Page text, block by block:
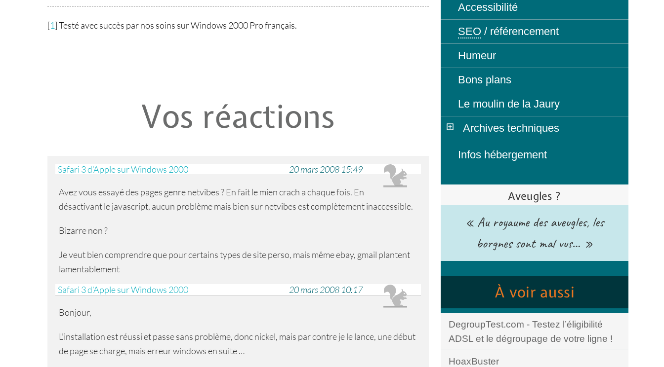
[1]Testé avec succès par nos soins sur Windows 2000 Pro français.
Vos réactions
Safari 3 d’Apple sur Windows 2000 20 mars 2008 15:49
Avez vous essayé des pages genre netvibes ? En fait le mien crach a chaque fois. En
désactivant le javascript, aucun problème mais bien sur netvibes est complètement inaccessible.
Bizarre non ?
Je veut bien comprendre que pour certains types de site perso, mais même ebay, gmail plantent
lamentablement
Safari 3 d’Apple sur Windows 2000
20 mars 2008 10:17
Bonjour,
L’installation est réussi et passe sans problème, donc nickel, mais par contre je le lance, une début
de page se charge, mais erreur windows en suite …
Accessibilité
SEO / référencement
Humeur
Bons plans
Le moulin de la Jaury
Archives techniques
Infos hébergement
Aveugles ?
« Au royaume des aveugles, les
borgnes sont mal vus… »
À voir aussi
DegroupTest.com - Testez l’éligibilité
ADSL et le dégroupage de votre ligne !
HoaxBuster